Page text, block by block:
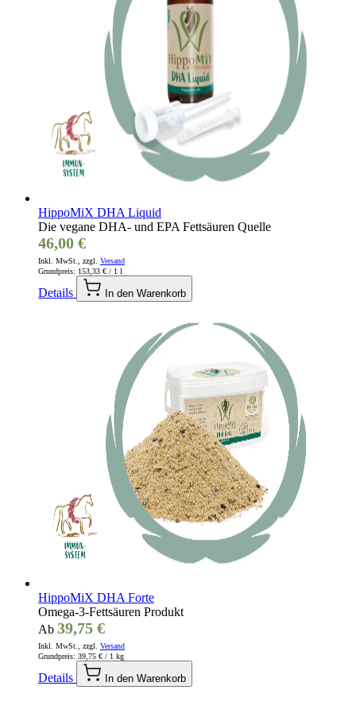
HippoMiX DHA Liquid
Die vegane DHA- und EPA Fettsäuren Quelle
46,00 €
Inkl. MwSt., zzgl. Versand
Grundpreis: 153,33 € / 1 l
Details In den Warenkorb
HippoMiX DHA Forte
Omega-3-Fettsäuren Produkt
Ab 39,75 €
Inkl. MwSt., zzgl. Versand
Grundpreis: 39,75 € / 1 kg
Details In den Warenkorb